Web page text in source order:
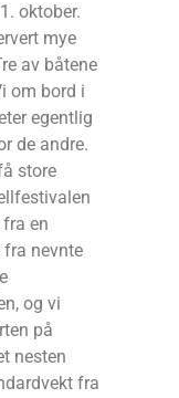
oktober.
mye
av båtene
om bord i
egentlig
de andre.
store
en
fra nevnte
og vi
på
nesten
fra